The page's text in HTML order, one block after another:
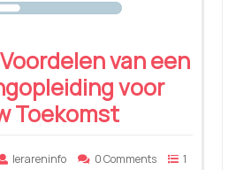
van een
voor
Toekomst
lerareninfo 0 Comments
1